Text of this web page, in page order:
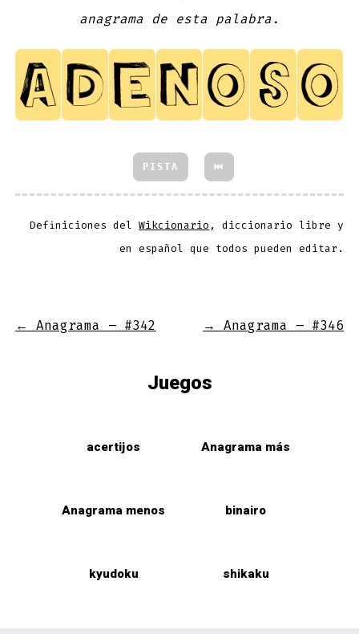
anagrama de esta palabra.
PISTA ⏮
Definiciones delWikcionario , diccionario libre y
en español que todos pueden editar.
← Anagrama – #342 → Anagrama – #346
Juegos
acertijos Anagrama más
Anagrama menos binairo
kyudoku shikaku